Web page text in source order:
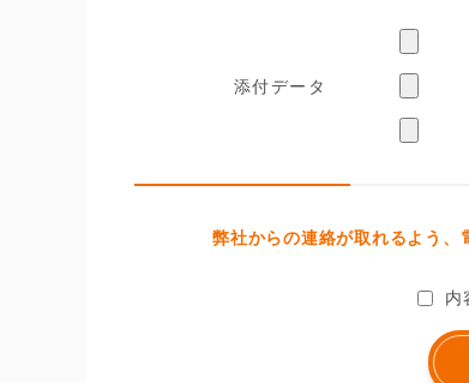
添付データ
弊社からの連絡が取れるよう、
内